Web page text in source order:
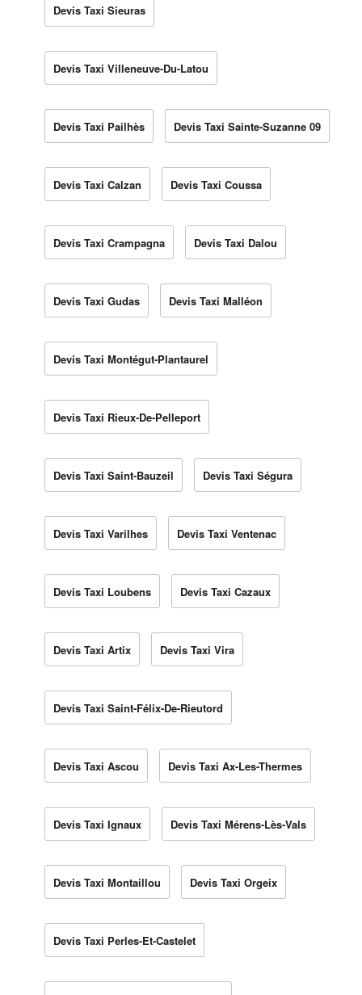
Devis Taxi Sieuras
Devis Taxi Villeneuve-Du-Latou
Devis Taxi Pailhès Devis Taxi Sainte-Suzanne 09
Devis Taxi Calzan Devis Taxi Coussa
Devis Taxi Crampagna Devis Taxi Dalou
Devis Taxi Gudas Devis Taxi Malléon
Devis Taxi Montégut-Plantaurel
Devis Taxi Rieux-De-Pelleport
Devis Taxi Saint-Bauzeil Devis Taxi Ségura
Devis Taxi Varilhes Devis Taxi Ventenac
Devis Taxi Loubens Devis Taxi Cazaux
Devis Taxi Artix Devis Taxi Vira
Devis Taxi Saint-Félix-De-Rieutord
Devis Taxi Ascou Devis Taxi Ax-Les-Thermes
Devis Taxi Ignaux Devis Taxi Mérens-Lès-Vals
Devis Taxi Montaillou Devis Taxi Orgeix
Devis Taxi Perles-Et-Castelet